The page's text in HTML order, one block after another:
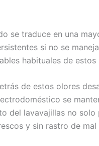
se traduce en una
si no se
habituales de estos
de estos olores
se
del lavavajillas no
y sin rastro de mal